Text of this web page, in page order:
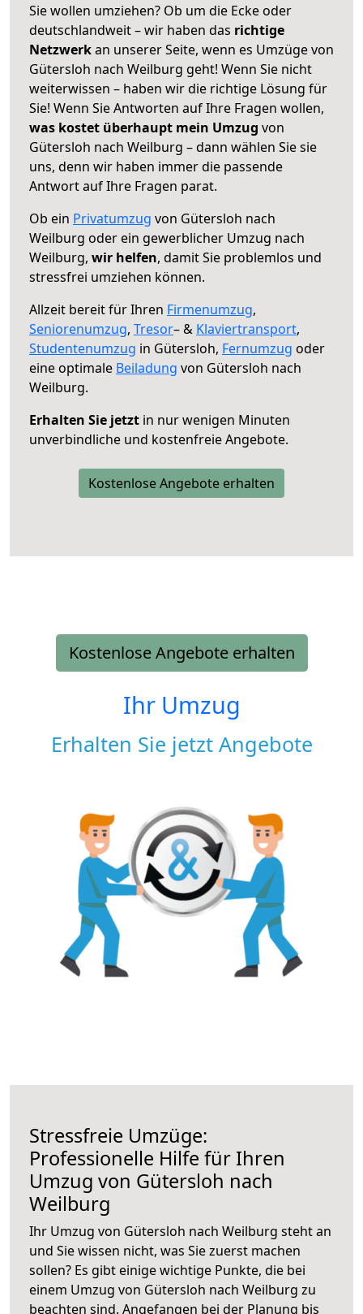
Sie wollen umziehen? Ob um die Ecke oder
deutschlandweit – wir haben das richtige
Netzwerkan unserer Seite, wenn es Umzüge von
Gütersloh nach Weilburg geht! Wenn Sie nicht
weiterwissen – haben wir die richtige Lösung für
Sie! Wenn Sie Antworten auf Ihre Fragen wollen,
was kostet überhaupt mein Umzug von
Gütersloh nach Weilburg – dann wählen Sie sie
uns, denn wir haben immer die passende
Antwort auf Ihre Fragen parat.
Ob ein Privatumzug von Gütersloh nach
Weilburg oder ein gewerblicher Umzug nach
Weilburg, wir helfen, damit Sie problemlos und
stressfrei umziehen können.
Allzeit bereit für Ihren Firmenumzug,
Seniorenumzug, Tresor– & Klaviertransport,
Studentenumzug in Gütersloh, Fernumzug oder
eine optimale Beiladung von Gütersloh nach
Weilburg.
Erhalten Sie jetzt in nur wenigen Minuten
unverbindliche und kostenfreie Angebote.
Kostenlose Angebote erhalten
Kostenlose Angebote erhalten
Ihr Umzug
Erhalten Sie jetzt Angebote
Stressfreie Umzüge:
Professionelle Hilfe für Ihren
Umzug von Gütersloh nach
Weilburg
Ihr Umzug von Gütersloh nach Weilburg steht an
und Sie wissen nicht, was Sie zuerst machen
sollen? Es gibt einige wichtige Punkte, die bei
einem Umzug von Gütersloh nach Weilburg zu
beachten sind. Angefangen bei der Planung bis